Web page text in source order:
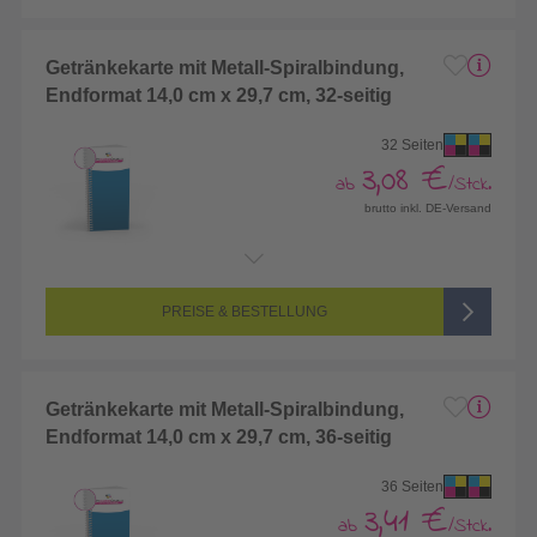
Getränkekarte mit Metall-Spiralbindung,
Endformat 14,0 cm x 29,7 cm, 32-seitig
32 Seiten
ab 3,08 €/Stck.
brutto inkl. DE-Versand
Seitenanzahl: 32-seitig (Vorderseite und Rückseite bedruckt)
4/4-farbig CMYK (vollfarbig bedruckt)
PREISE & BESTELLUNG
Getränkekarte mit Metall-Spiralbindung,
Endformat 14,0 cm x 29,7 cm, 36-seitig
36 Seiten
ab 3,41 €/Stck.